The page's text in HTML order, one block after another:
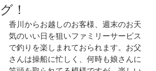
グ！
香川からお越しのお客様、週末のお天
気のいい日を狙いファミリーサービス
で釣りを楽しまれておられます。お父
さんは操船に忙しく、何時も娘さんに